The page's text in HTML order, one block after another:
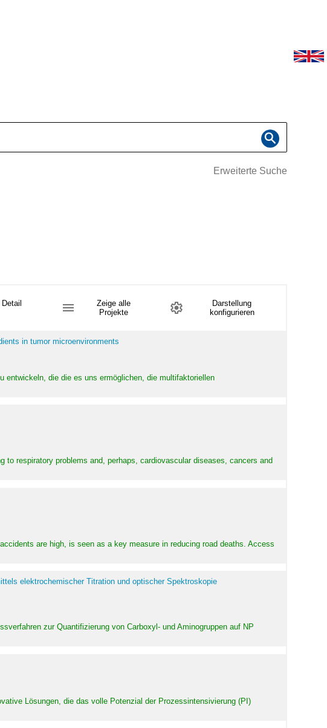
Erweiterte Suche
Zeige alle
Projekte
Darstellung
konfigurieren
in tumor microenvironments
entwickeln, die die es uns ermöglichen, die multifaktoriellen
respiratory problems and, perhaps, cardiovascular diseases, cancers and
are high, is seen as a key measure in reducing road deaths. Access
elektrochemischer Titration und optischer Spektroskopie
zur Quantifizierung von Carboxyl- und Aminogruppen auf NP
Lösungen, die das volle Potenzial der Prozessintensivierung (PI)